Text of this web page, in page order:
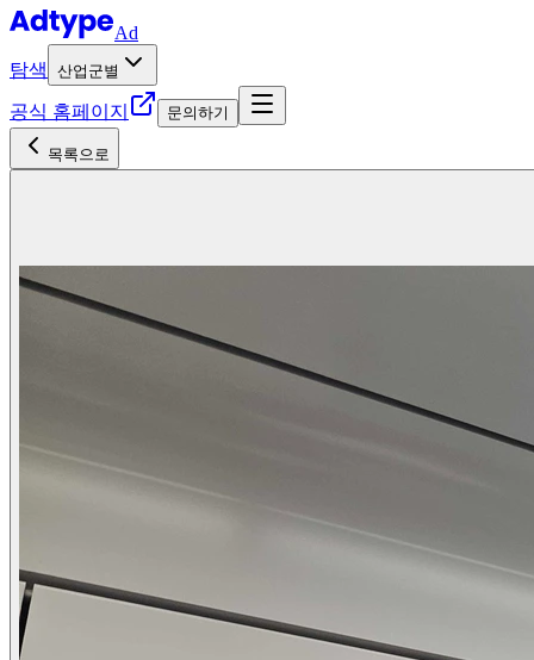
Ad
탐색
산업군별
공식 홈페이지 문의하기
목록으로